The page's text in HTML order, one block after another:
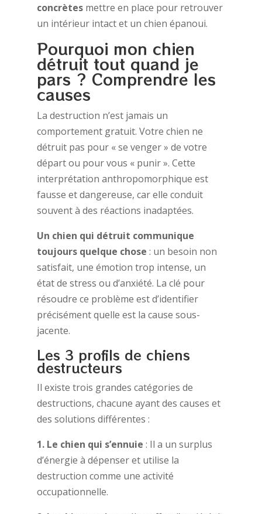
concrètesmettre en place pour retrouver
un intérieur intact et un chien épanoui.
Pourquoi mon chien
détruit tout quand je
pars ? Comprendre les
causes
La destruction n’est jamais un
comportement gratuit. Votre chien ne
détruit pas pour « se venger » de votre
départ ou pour vous « punir ». Cette
interprétation anthropomorphique est
fausse et dangereuse, car elle conduit
souvent à des réactions inadaptées.
Un chien qui détruit communique
toujours quelque chose : un besoin non
satisfait, une émotion trop intense, un
état de stress ou d’anxiété. La clé pour
résoudre ce problème est d’identifier
précisément quelle est la cause sous-
jacente.
Les 3 profils de chiens
destructeurs
Il existe trois grandes catégories de
destructions, chacune ayant des causes et
des solutions différentes :
1. Le chien qui s’ennuie : Il a un surplus
d’énergie à dépenser et utilise la
destruction comme une activité
occupationnelle.